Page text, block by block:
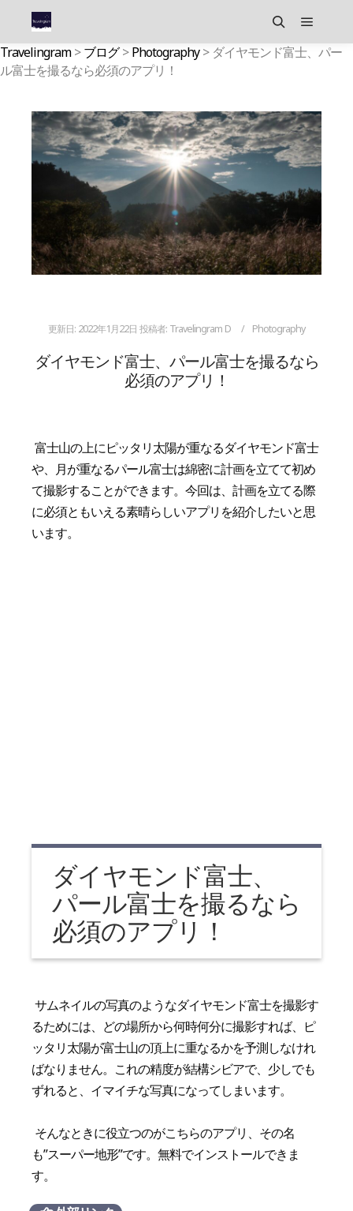
検索 メイン
Travelingram>ブログ>Photography> ダイヤモンド富士、パー
ル富士を撮るなら必須のアプリ！
更新日: 2022年1月22日 投稿者: Travelingram D Photography
ダイヤモンド富士、パール富士を撮るなら
必須のアプリ！
富士山の上にピッタリ太陽が重なるダイヤモンド富士
や、月が重なるパール富士は綿密に計画を立てて初め
て撮影することができます。今回は、計画を立てる際
に必須ともいえる素晴らしいアプリを紹介したいと思
います。
ダイヤモンド富士、
パール富士を撮るなら
必須のアプリ！
サムネイルの写真のようなダイヤモンド富士を撮影す
るためには、どの場所から何時何分に撮影すれば、ピ
ッタリ太陽が富士山の頂上に重なるかを予測しなけれ
ばなりません。これの精度が結構シビアで、少しでも
ずれると、イマイチな写真になってしまいます。
そんなときに役立つのがこちらのアプリ、その名
も”スーパー地形”です。無料でインストールできま
す。